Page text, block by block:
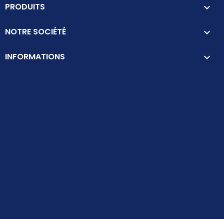
PRODUITS 
NOTRE SOCIÉTÉ 
INFORMATIONS keyboard_arrow_down